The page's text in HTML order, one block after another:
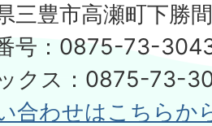
三豊市高瀬町下勝
号：0875-73-
クス：0875-73-
合わせはこちらか